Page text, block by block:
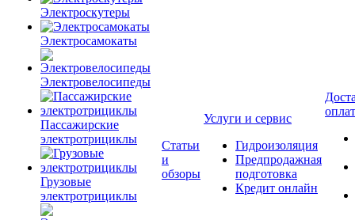
Электроскутеры
Электросамокаты
Электровелосипеды
Пассажирские
электротрициклы
Грузовые
электротрициклы
Статьи
и
обзоры
Услуги и сервис
Гидроизоляция
Предпродажная
подготовка
Кредит онлайн